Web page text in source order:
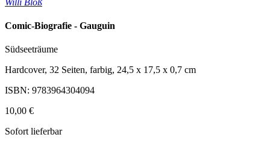
Comic-Biografie - Gauguin
Südseeträume
Hardcover, 32 Seiten, farbig, 24,5 x 17,5 x 0,7 cm
ISBN: 9783964304094
10,00 €
Sofort lieferbar